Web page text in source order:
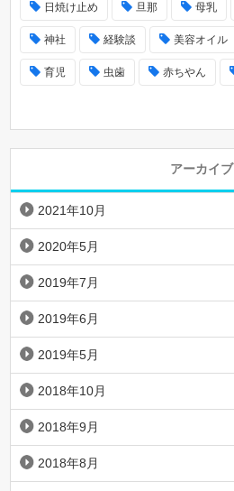
日焼け止め 旦那 母乳
神社 経験談 美容オイル
育児 虫歯 赤ちやん
アーカイブ
2021年10月
2020年5月
2019年7月
2019年6月
2019年5月
2018年10月
2018年9月
2018年8月